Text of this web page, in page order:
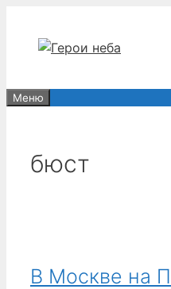
содержимому
Меню
бюст
В Москве на